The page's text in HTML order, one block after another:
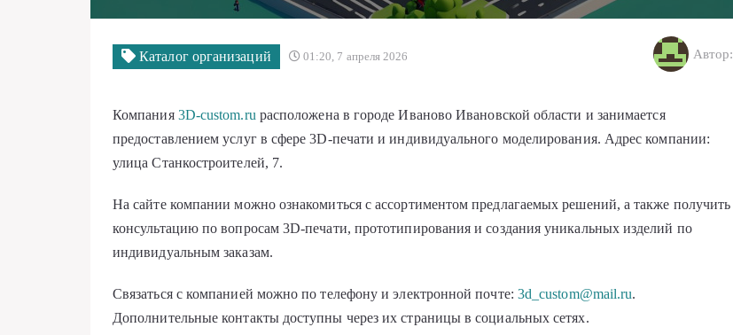
Каталог организаций 01:20, 7 апреля 2026 Автор:
Компания 3D-custom.ru расположена в городе Иваново Ивановской области и занимается
предоставлением услуг в сфере 3D-печати и индивидуального моделирования. Адрес компании:
улица Станкостроителей, 7.
На сайте компании можно ознакомиться с ассортиментом предлагаемых решений, а также получить
консультацию по вопросам 3D-печати, прототипирования и создания уникальных изделий по
индивидуальным заказам.
Связаться с компанией можно по телефону и электронной почте: 3d_custom@mail.ru.
Дополнительные контакты доступны через их страницы в социальных сетях.